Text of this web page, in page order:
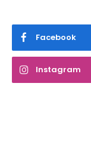
Facebook
Instagram